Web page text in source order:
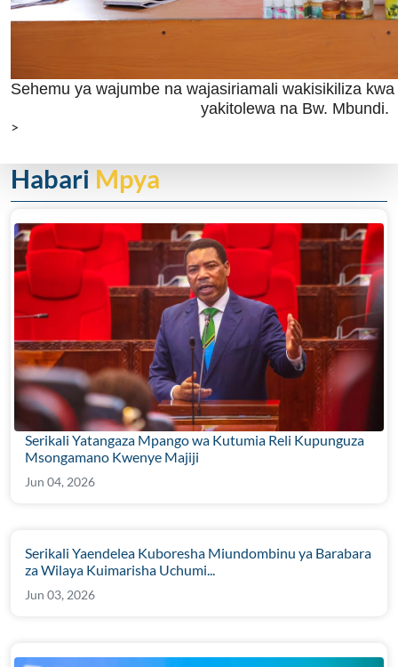
Sehemu ya wajumbe na wajasiriamali wakisikiliza
yakitolewa na Bw. Mbundi.
>
Habari Mpya
Serikali Yatangaza Mpango wa Kutumia Reli Kupunguza
Msongamano Kwenye Majiji
Jun 04, 2026
Serikali Yaendelea Kuboresha Miundombinu ya Barabara
za Wilaya Kuimarisha Uchumi...
Jun 03, 2026